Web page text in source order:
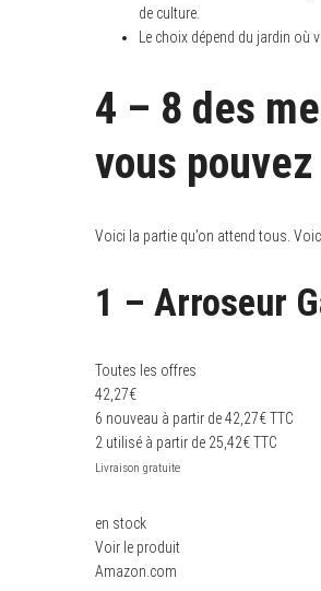
de culture.
Le choix dépend du jardin
4 – 8 des
vous
Voici la partie qu’on attend tous.
1 – Arroseur
Toutes les offres
42,27€
6 nouveau à partir de 42,27€ TTC
2 utilisé à partir de 25,42€ TTC
Livraison gratuite
en stock
Voir le produit
Amazon.com